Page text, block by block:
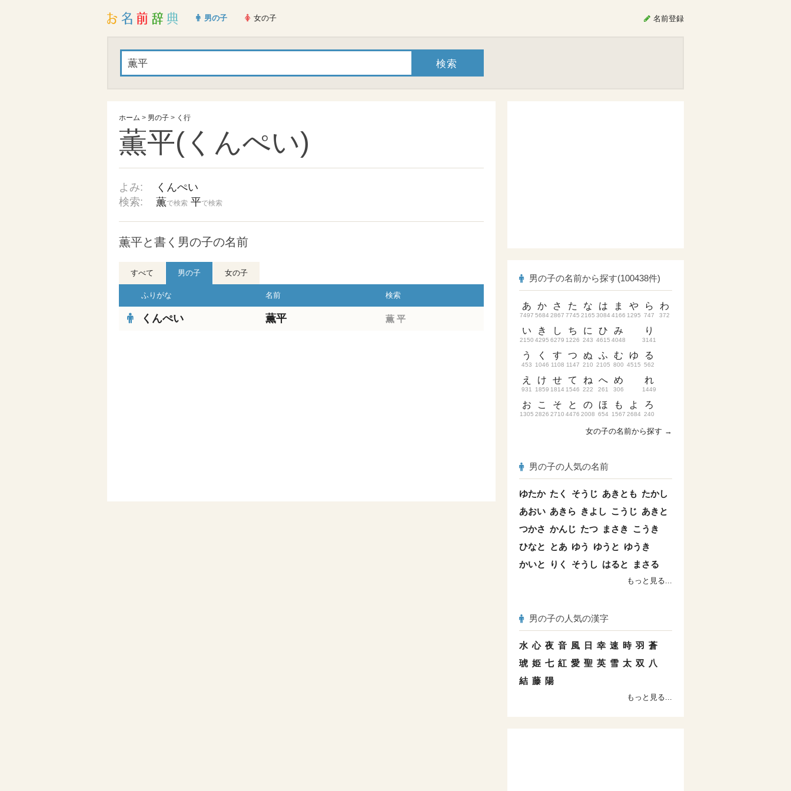
男の子 女の子 名前登録
ホーム > 男の子 > く行
薫平(くんぺい)
よみ:
くんぺい
検索:
薫で検索 平で検索
薫平と書く男の子の名前
すべて 男の子 女の子
ふりがな 名前 検索
くんぺい 薫平 薫 平
男の子の名前から探す(100438件)
あ
7497
い
2150
う
453
え
931
お
1305
か
5684
き
4295
く
1046
け
1859
こ
2826
さ
2867
し
6279
す
1108
せ
1814
そ
2710
た
7745
ち
1226
つ
1147
て
1546
と
4476
な
2165
に
243
ぬ
210
ね
222
の
2008
は
3084
ひ
4615
ふ
2105
へ
261
ほ
654
ま
4166
み
4048
む
800
め
306
も
1567
や
1295
ゆ
4515
よ
2684
ら
747
り
3141
る
562
れ
1449
ろ
240
わ
372
女の子の名前から探す →
男の子の人気の名前
ゆたか たく そうじ あきとも たかし
あおい あきら きよし こうじ あきと
つかさ かんじ たつ まさき こうき
ひなと
とあ ゆう ゆうと ゆうき
かいと
りく そうし はると まさる
もっと見る...
男の子の人気の漢字
水 心 夜 音 風 日 幸 速 時 羽 蒼
琥 姫 七 紅 愛 聖 英 雪 太 双 八
結 藤 陽
もっと見る...